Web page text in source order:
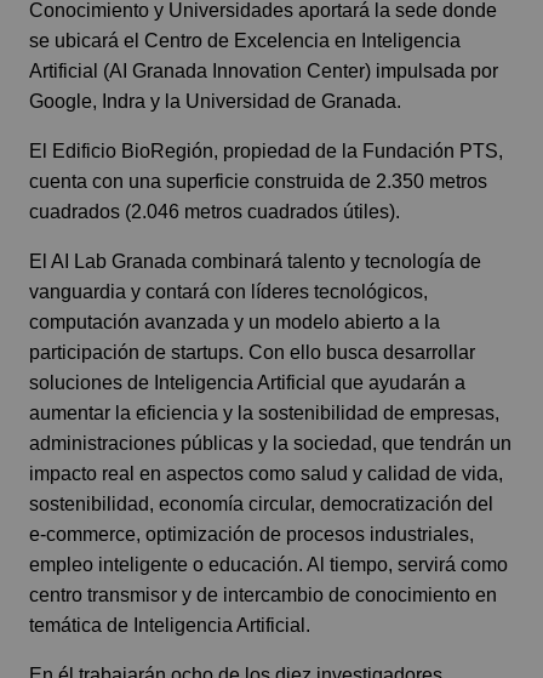
Conocimiento y Universidades aportará la sede donde
se ubicará el Centro de Excelencia en Inteligencia
Artificial (AI Granada Innovation Center) impulsada por
Google, Indra y la Universidad de Granada.
El Edificio BioRegión, propiedad de la Fundación PTS,
cuenta con una superficie construida de 2.350 metros
cuadrados (2.046 metros cuadrados útiles).
El AI Lab Granada combinará talento y tecnología de
vanguardia y contará con líderes tecnológicos,
computación avanzada y un modelo abierto a la
participación de startups. Con ello busca desarrollar
soluciones de Inteligencia Artificial que ayudarán a
aumentar la eficiencia y la sostenibilidad de empresas,
administraciones públicas y la sociedad, que tendrán un
impacto real en aspectos como salud y calidad de vida,
sostenibilidad, economía circular, democratización del
e-commerce, optimización de procesos industriales,
empleo inteligente o educación. Al tiempo, servirá como
centro transmisor y de intercambio de conocimiento en
temática de Inteligencia Artificial.